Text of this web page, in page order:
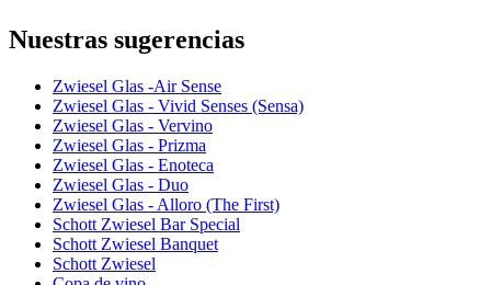
Número de producto122188
Dimensiones (AnxAlxP cm)
Peso (kg)0.32
Altura (cm)22.9
Ancho (cm)8.5
Profundidad (cm)8.5
Vidrio
Serie de productosAir Sense
VidrioCopa de vino blanco, Cristal
Nuestras sugerencias
Zwiesel Glas -Air Sense
Zwiesel Glas - Vivid Senses (Sensa)
Zwiesel Glas - Vervino
Zwiesel Glas - Prizma
Zwiesel Glas - Enoteca
Zwiesel Glas - Duo
Zwiesel Glas - Alloro (The First)
Schott Zwiesel Bar Special
Schott Zwiesel Banquet
Schott Zwiesel